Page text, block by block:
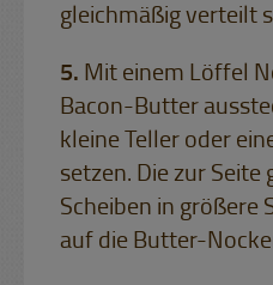
gleichmäßig verteilt
Mit einem Löffel
Bacon-Butter
kleine Teller oder
setzen. Die zur
Scheiben in größere
auf die Butter-